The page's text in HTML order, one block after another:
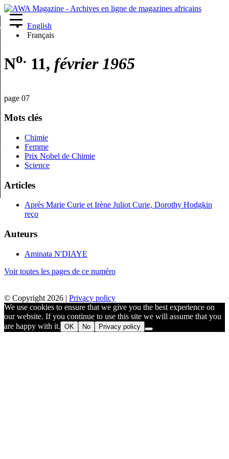
English
Français
No. 11, février 1965
page 07
Mots clés
Chimie
Femme
Prix Nobel de Chimie
Science
Articles
Après Marie Curie et Irène Juliot Curie, Dorothy Hodgkin
reço
Auteurs
Aminata N'DIAYE
Voir toutes les pages de ce numéro
© Copyright 2026 | Privacy policy
We use cookies to ensure that we give you the best experience on
our website. If you continue to use this site we will assume that you
are happy with it. OK No Privacy policy